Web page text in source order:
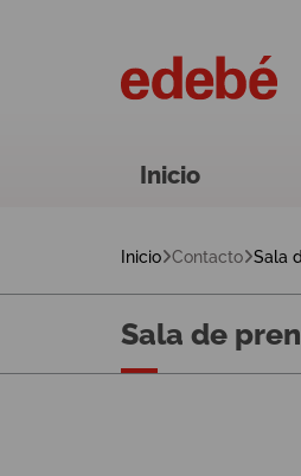
Inicio
Inicio Contacto Sala
Sala de